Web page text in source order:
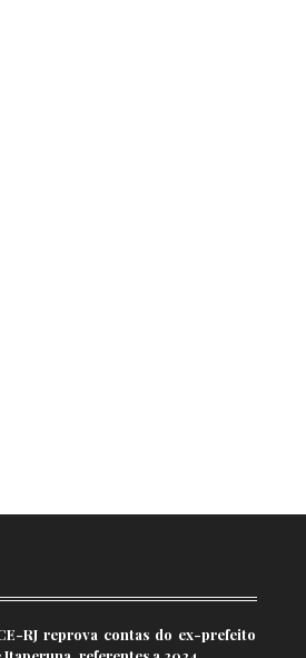
RJ reprova contas do ex-prefeito